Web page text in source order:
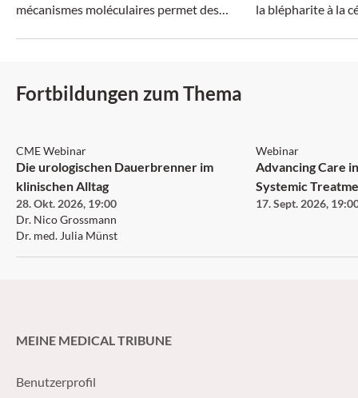
mécanismes moléculaires permet des
la blépharite à la
Fortbildungen zum Thema
CME Webinar
Die urologischen Dauerbrenner im
klinischen Alltag
28. Okt. 2026, 19:00
Dr. Nico Grossmann
Dr. med. Julia Münst
Webinar
Advancing Care
Systemic
17. Sept. 2026,
MEINE MEDICAL TRIBUNE
Benutzerprofil